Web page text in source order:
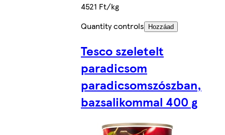
4521 Ft/kg
Quantity controls
Hozzáad
Tesco szeletelt
paradicsom
paradicsomszószban,
bazsalikommal 400 g